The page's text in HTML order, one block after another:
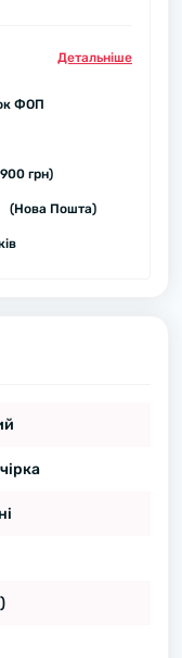
Детальнiше
ФОП
грн)
(Нова Пошта)